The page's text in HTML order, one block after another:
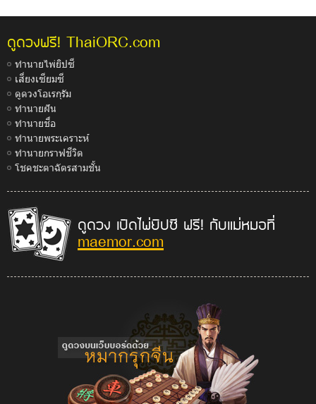
ดูดวงฟรี! ThaiORC.com
ทำนายไพ่ยิปซี
เสี่ยงเซียมซี
ดูดวงโอเรกุรัม
ทำนายฝัน
ทำนายชื่อ
ทำนายพระเคราะห์
ทำนายกราฟชีวิต
โชคชะตาฉัตรสามชั้น
ดูดวง เปิดไพ่ยิปซี ฟรี! กับแม่หมอที่
maemor.com